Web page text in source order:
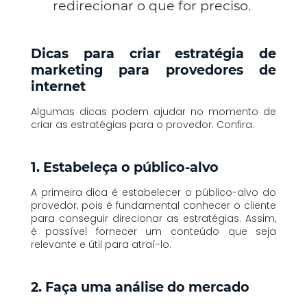
redirecionar o que for preciso.
Dicas para criar estratégia de
marketing para provedores de
internet
Algumas dicas podem ajudar no momento de
criar as estratégias para o provedor. Confira:
1. Estabeleça o público-alvo
A primeira dica é estabelecer o público-alvo do
provedor, pois é fundamental conhecer o cliente
para conseguir direcionar as estratégias. Assim,
é possível fornecer um conteúdo que seja
relevante e útil para atraí-lo.
2. Faça uma análise do mercado